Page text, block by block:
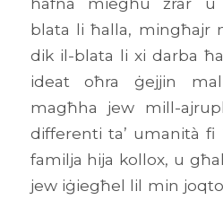
blata li ħalla, mingħajr
dik il-blata li xi darba
ideat oħra ġejjin
magħha jew mill-
differenti ta’ umanità
familja hija kollox, u
jew iġiegħel lil min